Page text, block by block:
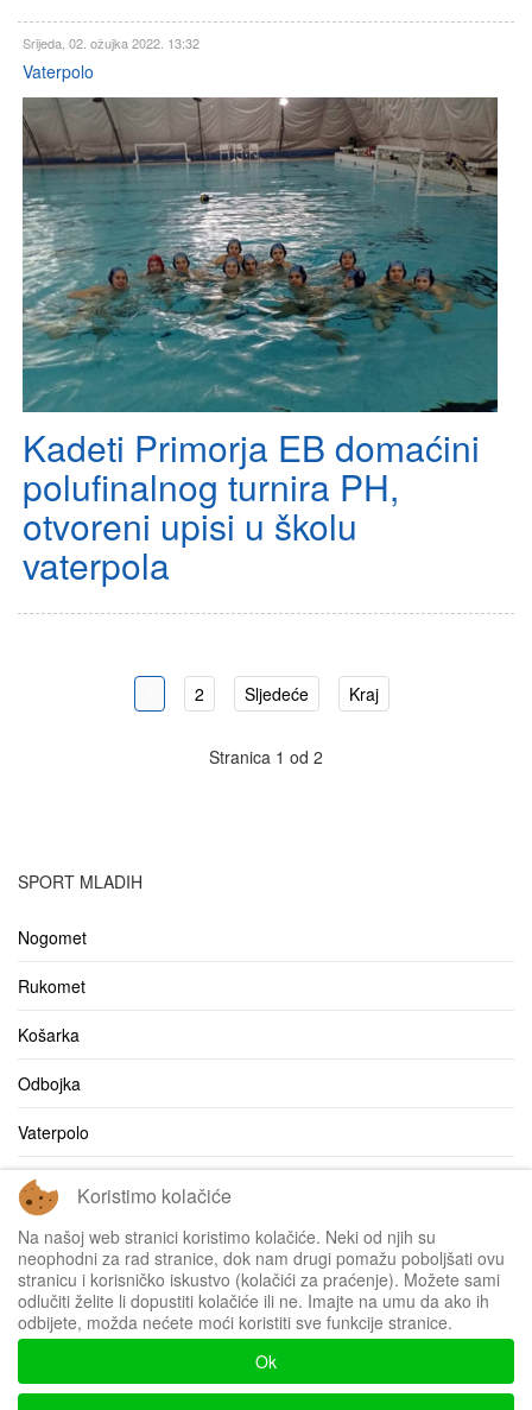
Srijeda, 02. ožujka 2022. 13:32
Vaterpolo
Kadeti Primorja EB domaćini
polufinalnog turnira PH,
otvoreni upisi u školu
vaterpola
2 Sljedeće Kraj
Stranica 1 od 2
SPORT MLADIH
Nogomet
Rukomet
Košarka
Odbojka
Vaterpolo
Ostalo
Bilten
Impressum
Koristimo kolačiće
Na našoj web stranici koristimo kolačiće. Neki od njih su
neophodni za rad stranice, dok nam drugi pomažu poboljšati ovu
stranicu i korisničko iskustvo (kolačići za praćenje). Možete sami
odlučiti želite li dopustiti kolačiće ili ne. Imajte na umu da ako ih
odbijete, možda nećete moći koristiti sve funkcije stranice.
Ok